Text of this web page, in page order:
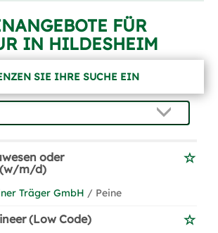
FÜR
IN HILDESHEIM
SIE IHRE SUCHE EIN
oder
(w/m/d)
Träger GmbH / Peine
(Low Code)